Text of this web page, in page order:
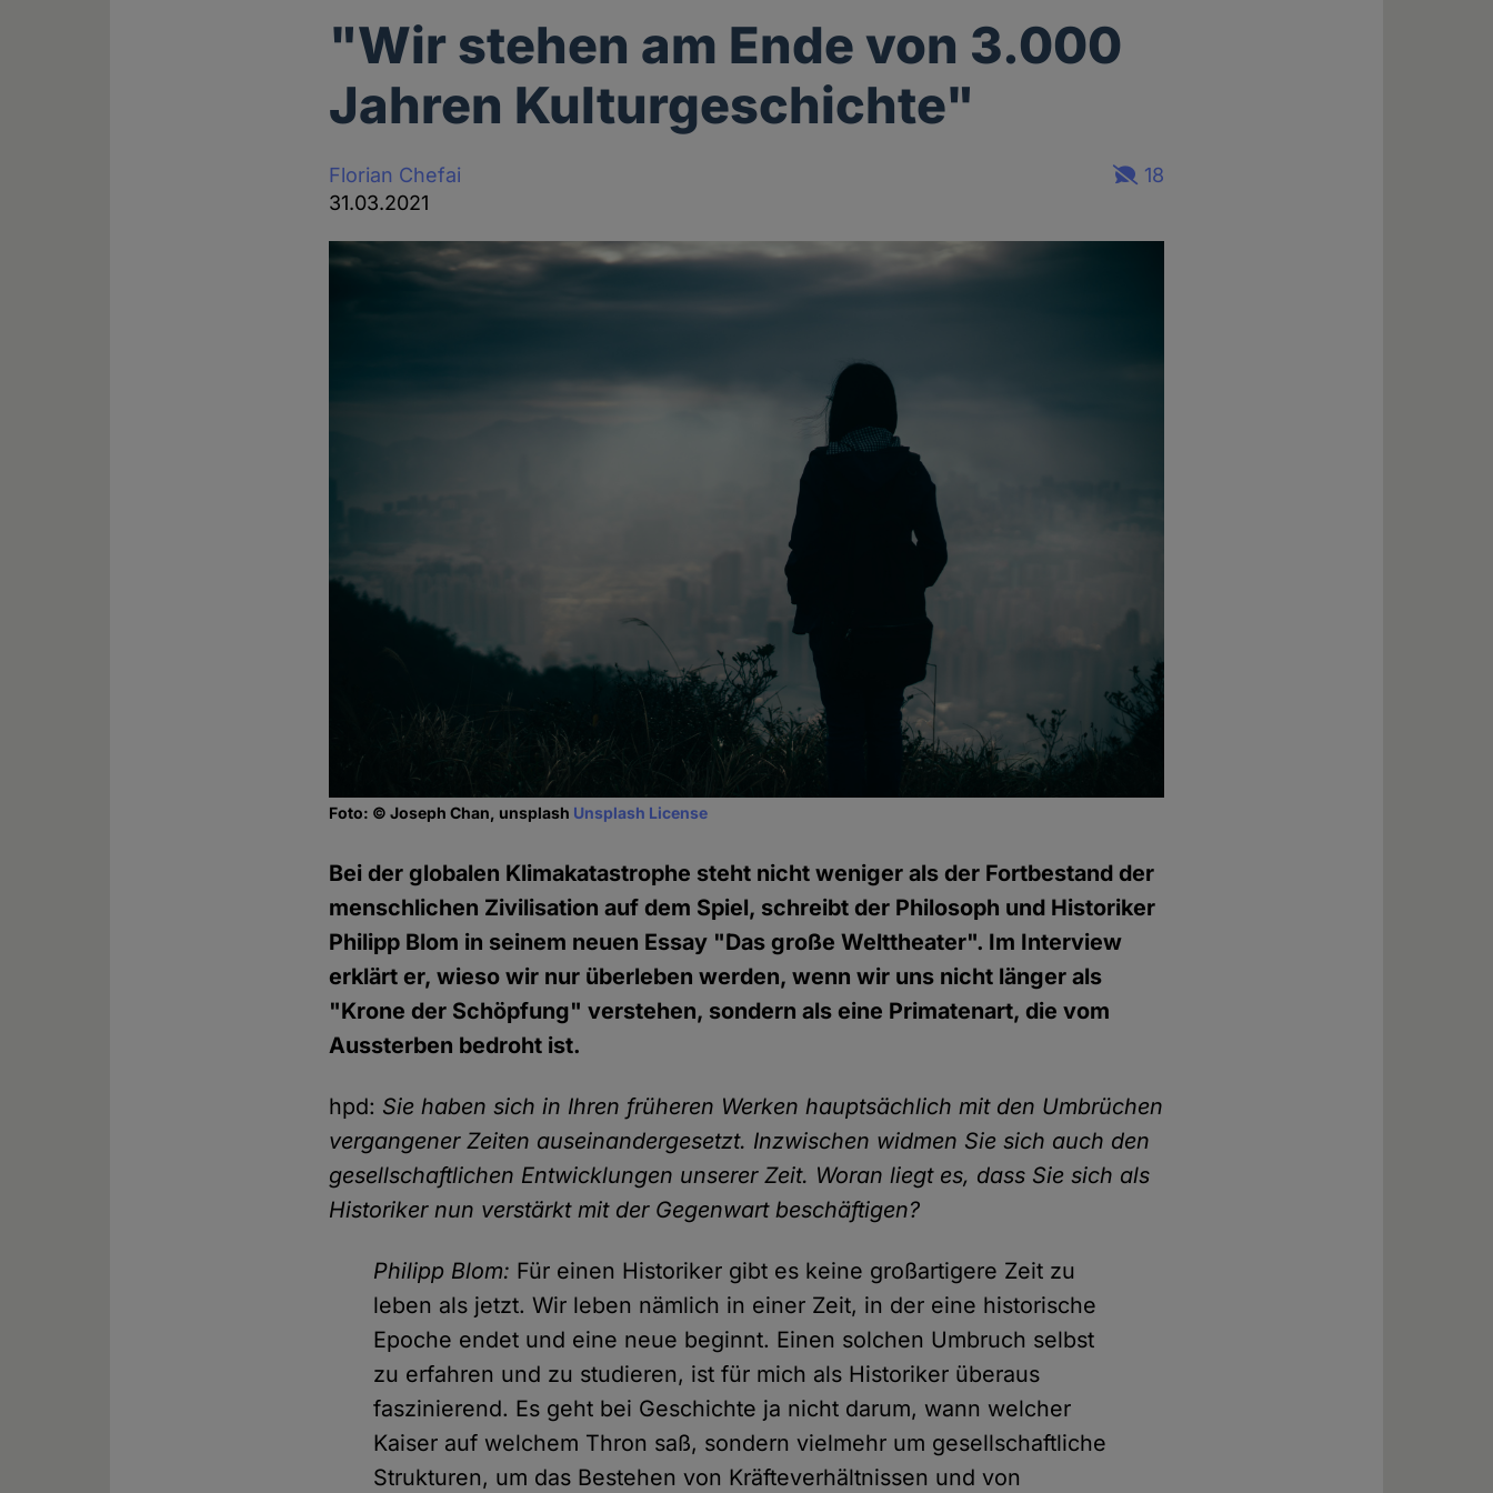
"Wir stehen am Ende von 3.000
Jahren Kulturgeschichte"
Florian Chefai
31.03.2021
18
Foto: © Joseph Chan, unsplash Unsplash License
Bei der globalen Klimakatastrophe steht nicht weniger als der Fortbestand der
menschlichen Zivilisation auf dem Spiel, schreibt der Philosoph und Historiker
Philipp Blom in seinem neuen Essay "Das große Welttheater". Im Interview
erklärt er, wieso wir nur überleben werden, wenn wir uns nicht länger als
"Krone der Schöpfung" verstehen, sondern als eine Primatenart, die vom
Aussterben bedroht ist.
hpd: Sie haben sich in Ihren früheren Werken hauptsächlich mit den Umbrüchen
vergangener Zeiten auseinandergesetzt. Inzwischen widmen Sie sich auch den
gesellschaftlichen Entwicklungen unserer Zeit. Woran liegt es, dass Sie sich als
Historiker nun verstärkt mit der Gegenwart beschäftigen?
Philipp Blom: Für einen Historiker gibt es keine großartigere Zeit zu
leben als jetzt. Wir leben nämlich in einer Zeit, in der eine historische
Epoche endet und eine neue beginnt. Einen solchen Umbruch selbst
zu erfahren und zu studieren, ist für mich als Historiker überaus
faszinierend. Es geht bei Geschichte ja nicht darum, wann welcher
Kaiser auf welchem Thron saß, sondern vielmehr um gesellschaftliche
Strukturen, um das Bestehen von Kräfteverhältnissen und von